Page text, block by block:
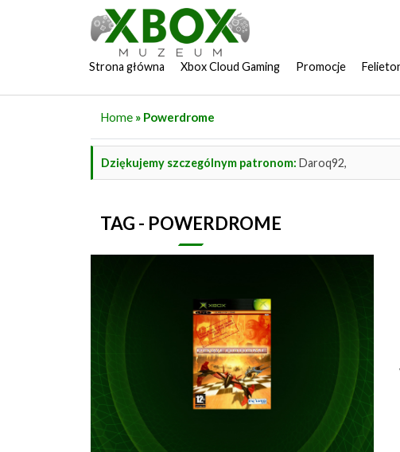
Strona główna Xbox Cloud Gaming Promocje
Home » Powerdrome
Dziękujemy szczególnym patronom: Daroq92,
TAG - POWERDROME